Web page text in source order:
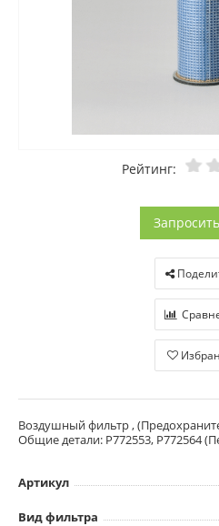
Рейтинг:
Воздушный фильтр ,
Общие детали: P772553, P772564
Артикул
Вид фильтра